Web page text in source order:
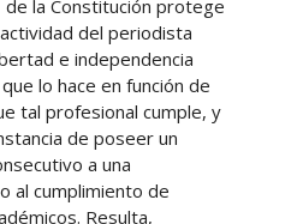
de la Constitución protege
del periodista
e independencia
lo hace en función de
tal profesional cumple, y
de poseer un
a una
al cumplimiento de
Resulta,